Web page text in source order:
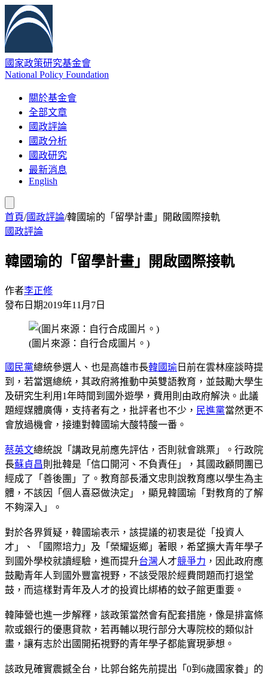
國家政策研究基金會
National Policy Foundation
關於基金會
全部文章
國政評論
國政分析
國政研究
最新消息
English
首頁/國政評論/韓國瑜的「留學計畫」開啟國際接軌
國政評論
韓國瑜的「留學計畫」開啟國際接軌
作者李正修
發布日期2019年11月7日
(圖片來源：自行合成圖片。)
國民黨總統參選人、也是高雄市長韓國瑜 日前在雲林座談時提
到，若當選總統，其政府將推動中英雙語教育，並鼓勵大學生
及研究生利用1年時間到國外遊學，費用則由政府解決。此議
題經媒體廣傳，支持者有之，批評者也不少， 民進黨當然更不
會放過機會，接連對韓國瑜大酸特酸一番。
蔡英文總統說「講政見前應先評估，否則就會跳票」。行政院
長蘇貞昌則批韓是「信口開河、不負責任」，其國政顧問團已
經成了「善後團」了。教育部長潘文忠則說教育應以學生為主
體，不該因「個人喜惡做決定」，顯見韓國瑜「對教育的了解
不夠深入」。
對於各界質疑，韓國瑜表示，該提議的初衷是從「投資人
才」、「國際培力」及「榮耀返鄉」著眼，希望擴大青年學子
到國外學校就讀經驗，進而提升台灣人才競爭力 ，因此政府應
鼓勵青年人到國外豐富視野，不該受限於經費問題而打退堂
鼓，而這樣對青年及人才的投資比綁樁的蚊子館更重要。
韓陣營也進一步解釋，該政策當然會有配套措施，像是排富條
款或銀行的優惠貸款，若再輔以現行部分大專院校的類似計
畫，讓有志於出國開拓視野的青年學子都能實現夢想。
該政見確實震撼全台，比郭台銘先前提出「0到6歲國家養」的